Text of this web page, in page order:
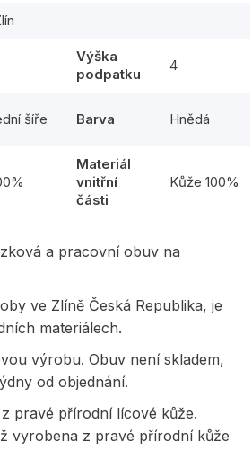
Výška
podpatku
4
šíře Barva Hnědá
Materiál
vnitřní
části
Kůže 100%
a pracovní obuv na
ve Zlíně Česká Republika, je
materiálech.
výrobu. Obuv není skladem,
od objednání.
pravé přírodní lícové kůže.
vyrobena z pravé přírodní kůže